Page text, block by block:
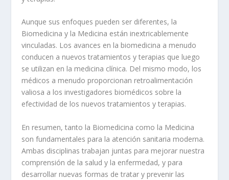
Aunque sus enfoques pueden ser diferentes, la
Biomedicina y la Medicina están inextricablemente
vinculadas. Los avances en la biomedicina a menudo
conducen a nuevos tratamientos y terapias que luego
se utilizan en la medicina clínica. Del mismo modo, los
médicos a menudo proporcionan retroalimentación
valiosa a los investigadores biomédicos sobre la
efectividad de los nuevos tratamientos y terapias.
En resumen, tanto la Biomedicina como la Medicina
son fundamentales para la atención sanitaria moderna.
Ambas disciplinas trabajan juntas para mejorar nuestra
comprensión de la salud y la enfermedad, y para
desarrollar nuevas formas de tratar y prevenir las